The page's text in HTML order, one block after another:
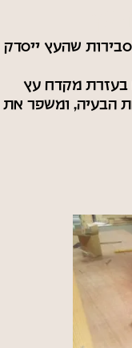
שהעץ ייסדק
בעזרת מקדח עץ
פותר את הבעיה, ומשפר את